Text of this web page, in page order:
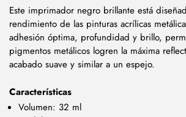
Este imprimador negro brillante está
rendimiento de las pinturas acrílicas
adhesión óptima, profundidad y brillo,
pigmentos metálicos logren la máxima
acabado suave y similar a un espejo.
Características
Volumen: 32 ml